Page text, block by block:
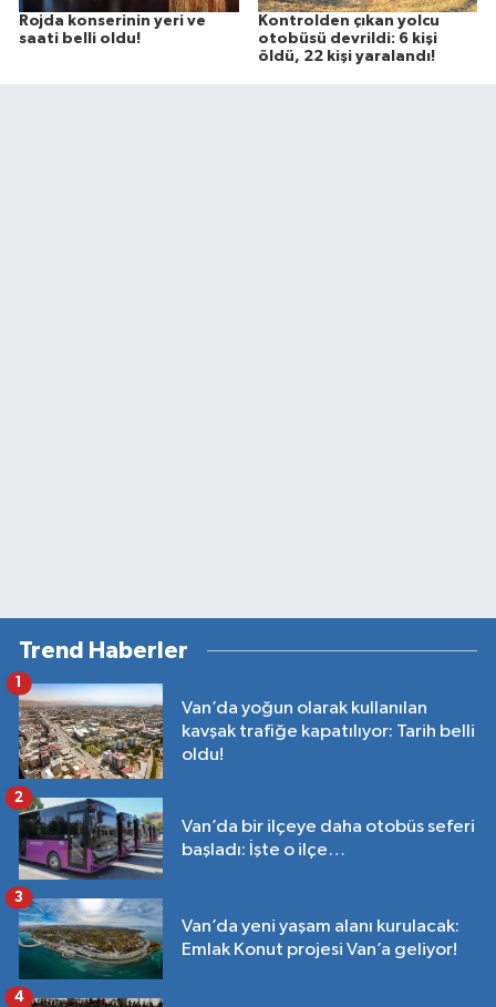
Rojda konserinin yeri ve
saati belli oldu!
Kontrolden çıkan yolcu
otobüsü devrildi: 6 kişi
öldü, 22 kişi yaralandı!
Trend Haberler
Van’da yoğun olarak kullanılan
kavşak trafiğe kapatılıyor: Tarih belli
oldu!
1
Van’da bir ilçeye daha otobüs seferi
başladı: İşte o ilçe…
2
Van’da yeni yaşam alanı kurulacak:
Emlak Konut projesi Van’a geliyor!
3
4